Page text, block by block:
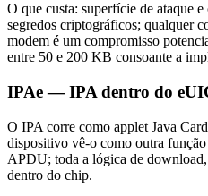
O que custa: superfície de ataque
segredos criptográficos; qualquer
modem é um compromisso
entre 50 e 200 KB consoante a
IPAe — IPA dentro do
O IPA corre como applet Java
dispositivo vê-o como outra
APDU; toda a lógica de
dentro do chip.